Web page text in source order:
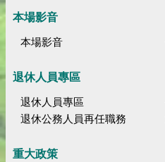
本場影音
本場影音
退休人員專區
退休人員專區
退休公務人員再任職務
重大政策